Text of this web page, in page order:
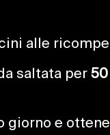
alle
saltata per
giorno e